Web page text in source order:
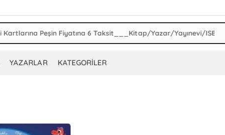
YAZARLAR KATEGORİLER